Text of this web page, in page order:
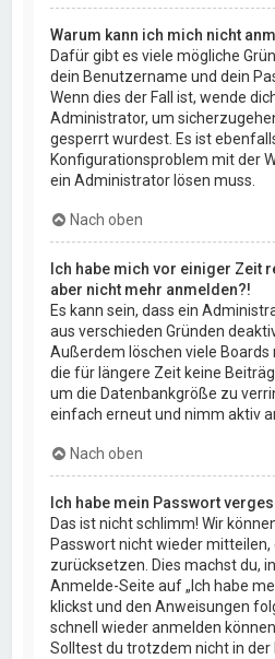
Warum kann ich mich nicht
Dafür gibt es viele mögliche
dein Benutzername und dein
Wenn dies der Fall ist, wende
Administrator, um
gesperrt wurdest. Es ist
Konfigurationsproblem mit der
ein Administrator lösen muss.
Nach oben
Ich habe mich vor einiger Zeit
aber nicht mehr anmelden?!
Es kann sein, dass ein
aus verschieden Gründen
Außerdem löschen viele
die für längere Zeit keine
um die Datenbankgröße zu
einfach erneut und nimm aktiv
Nach oben
Ich habe mein Passwort
Das ist nicht schlimm! Wir
Passwort nicht wieder mitteilen,
zurücksetzen. Dies machst du,
Anmelde-Seite auf „Ich habe
klickst und den Anweisungen
schnell wieder anmelden können.
Solltest du trotzdem nicht in der